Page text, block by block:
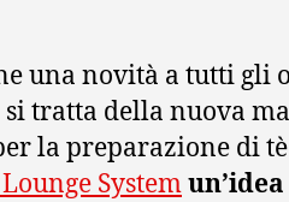
una novità a tutti gli
tratta della nuova
la preparazione di
System